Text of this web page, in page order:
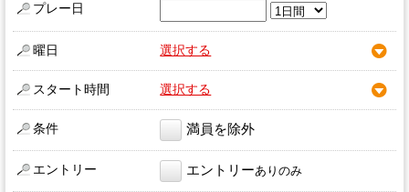
プレー日
曜日 選択する
スタート時間 選択する
条件 満員を除外
エントリー エントリーありのみ